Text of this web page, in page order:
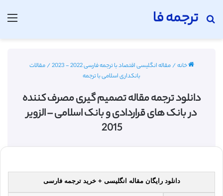
ترجمه فا
جستجو برای
خانه/مقاله انگلیسی اقتصاد با ترجمه فارسی 2022 - 2023 /مقالات
بانکداری اسلامی با ترجمه
دانلود ترجمه مقاله تصمیم گیری مصرف کننده
در بانک های قراردادی و بانک اسلامی – الزویر
2015
دانلود رایگان مقاله انگلیسی + خرید ترجمه فارسی